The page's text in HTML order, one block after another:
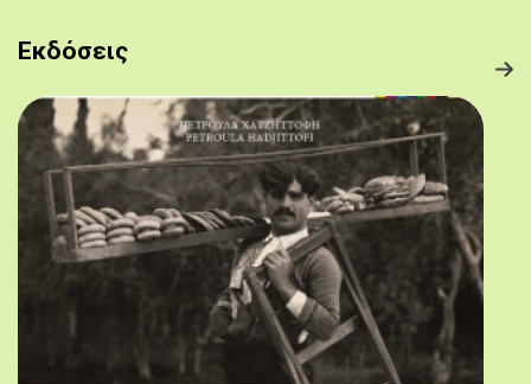
Μαργαρίτα Αντωνίου, Δημοτικό Σχολείο
Βορόκληνης (Το κυπριακό παραδοσιακό
πρόγευμα)
Εκδόσεις